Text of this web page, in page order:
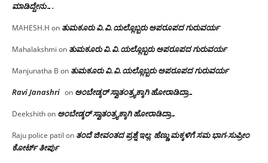
ಮಾಡಿದ್ದೇನು….
MAHESH.H on ತುಮಕೂರು‌ ವಿ.ವಿ.ಯಲ್ಲೊಬ್ಬರು ಅಪರೂಪದ ಗುರುವರ್ಯ
Mahalakshmi on ತುಮಕೂರು‌ ವಿ.ವಿ.ಯಲ್ಲೊಬ್ಬರು ಅಪರೂಪದ ಗುರುವರ್ಯ
Manjunatha B on ತುಮಕೂರು‌ ವಿ.ವಿ.ಯಲ್ಲೊಬ್ಬರು ಅಪರೂಪದ ಗುರುವರ್ಯ
Ravi Janashri on ಅಂಬೇಡ್ಕರ್ ಸ್ವಾತಂತ್ರ್ಯಕ್ಕಾಗಿ ಹೋರಾಡಿದ್ರಾ…
Deekshithon ಅಂಬೇಡ್ಕರ್ ಸ್ವಾತಂತ್ರ್ಯಕ್ಕಾಗಿ ಹೋರಾಡಿದ್ರಾ…
Raju police patil on ತಂದೆ ಜೀವಂತದ ಪ್ರಶ್ನೆ ಇಲ್ಲ: ಹೆಣ್ಣು ಮಕ್ಕಳಿಗೆ ಸಮ ಭಾಗ-ಸುಪ್ರೀಂ
ಕೋರ್ಟ್ ತೀರ್ಪು